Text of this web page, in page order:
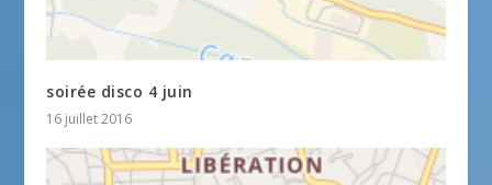
soirée disco 4 juin
16 juillet 2016